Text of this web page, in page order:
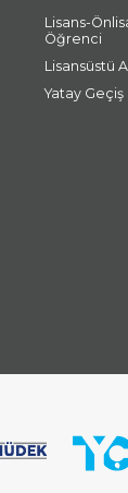
Lisans-
Öğrenci
Lisansüstü
Yatay Geçiş